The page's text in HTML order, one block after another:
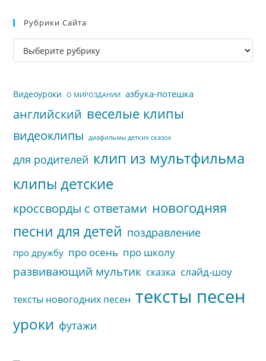
Рубрики Сайта
Рубрики
сайта
Видеоуроки О МИРОЗДАНИИ азбука-потешка
английский веселые клипы
видеоклипы диафильмы детких сказок
для родителей клип из мультфильма
клипы детские
кроссворды с ответами новогодняя
песни для детей поздравление
про дружбу про осень про школу
развивающий мультик сказка слайд-шоу
тексты новогодних песен тексты песен
уроки футажи